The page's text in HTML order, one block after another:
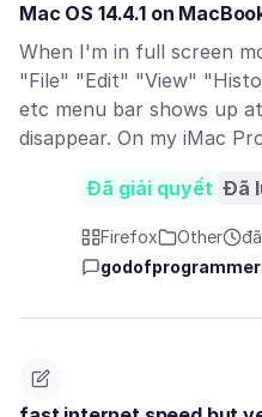
Mac OS 14.4.1 on
When I'm in full screen
"File" "Edit" "View"
etc menu bar shows up
disappear. On my iMac
Đã giải quyết Đã
Firefox Other
godofprogrammer